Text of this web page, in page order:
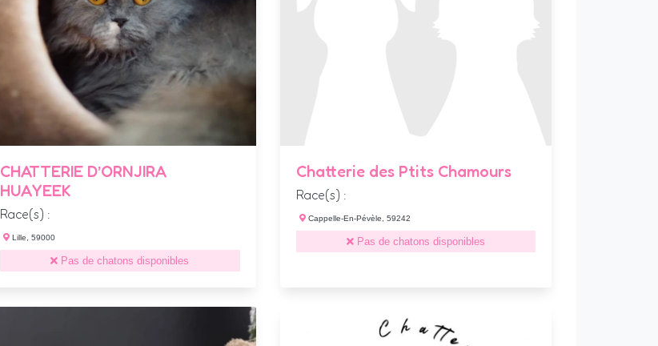
CHATTERIE D’ORNJIRA
HUAYEEK
Race(s) :
Lille, 59000
Pas de chatons disponibles
Chatterie des Ptits Chamours
Race(s) :
Cappelle-En-Pévèle, 59242
Pas de chatons disponibles